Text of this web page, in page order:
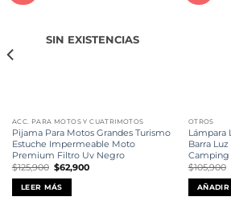
SIN EXISTENCIAS
ACC. PARA MOTOS Y CUATRIMOTOS
Pijama Para Motos Grandes Turismo
Estuche Impermeable Moto
Premium Filtro Uv Negro
$125,900 El
precio
original
era:
$125,900.
$62,900El
LEER MÁS
OTROS
Lámpara
Barra
Camping
$105,900
AÑADIR